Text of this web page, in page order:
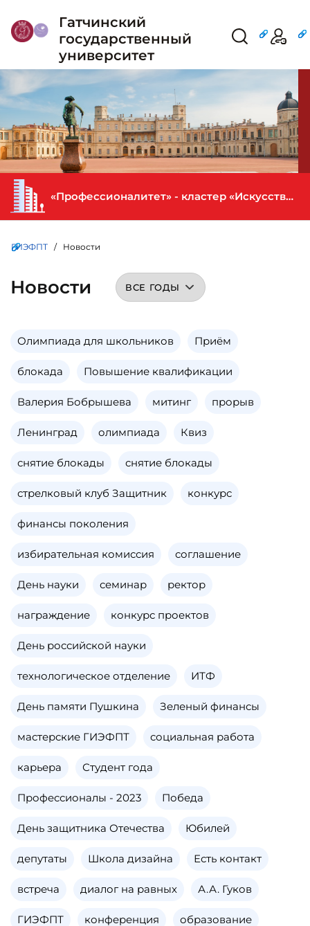
Гатчинский
государственный
университет
«Профессионалитет» - кластер «Искусство и креативная индустрия» в ГИЭФПТ
ГИЭФПТ / Новости
Новости
Олимпиада для школьников Приём
блокада Повышение квалификации
Валерия Бобрышева митинг прорыв
Ленинград олимпиада Квиз
снятие блокады снятие блокады
стрелковый клуб Защитник конкурс
финансы поколения
избирательная комиссия соглашение
День науки семинар ректор
награждение конкурс проектов
День российской науки
технологическое отделение ИТФ
День памяти Пушкина Зеленый финансы
мастерские ГИЭФПТ социальная работа
карьера Студент года
Профессионалы - 2023 Победа
День защитника Отечества Юбилей
депутаты Школа дизайна Есть контакт
встреча диалог на равных А.А. Гуков
ГИЭФПТ конференция образование